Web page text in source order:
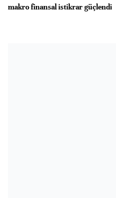
makro finansal istikrar güçlendi